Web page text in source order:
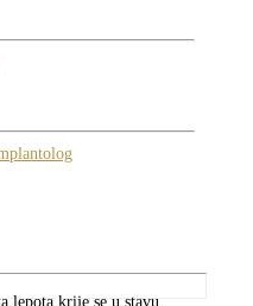
lepota krije se u stavu